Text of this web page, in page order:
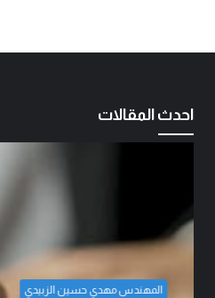
احدث المقالات
المهندس مهدي حسين الزبيدي